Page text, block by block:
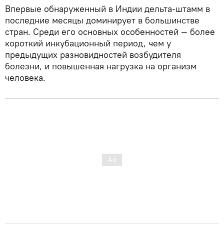
Впервые обнаруженный в Индии дельта-штамм в
последние месяцы доминирует в большинстве
стран. Среди его основных особенностей — более
короткий инкубационный период, чем у
предыдущих разновидностей возбудителя
болезни, и повышенная нагрузка на организм
человека.